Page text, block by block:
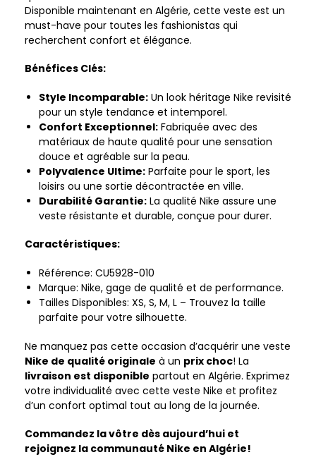
Disponible maintenant en Algérie, cette veste est un
must-have pour toutes les fashionistas qui
recherchent confort et élégance.
Bénéfices Clés:
Style Incomparable: Un look héritage Nike revisité
pour un style tendance et intemporel.
Confort Exceptionnel: Fabriquée avec des
matériaux de haute qualité pour une sensation
douce et agréable sur la peau.
Polyvalence Ultime: Parfaite pour le sport, les
loisirs ou une sortie décontractée en ville.
Durabilité Garantie: La qualité Nike assure une
veste résistante et durable, conçue pour durer.
Caractéristiques:
Référence: CU5928-010
Marque: Nike, gage de qualité et de performance.
Tailles Disponibles: XS, S, M, L – Trouvez la taille
parfaite pour votre silhouette.
Ne manquez pas cette occasion d’acquérir une veste
Nike de qualité originale à un prix choc! La
livraison est disponible partout en Algérie. Exprimez
votre individualité avec cette veste Nike et profitez
d’un confort optimal tout au long de la journée.
Commandez la vôtre dès aujourd’hui et
rejoignez la communauté Nike en Algérie!